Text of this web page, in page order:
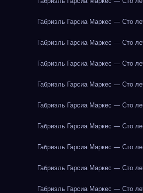
Габриэль Гарсиа Маркес — Сто
Габриэль Гарсиа Маркес — Сто
Габриэль Гарсиа Маркес — Сто
Габриэль Гарсиа Маркес — Сто
Габриэль Гарсиа Маркес — Сто
Габриэль Гарсиа Маркес — Сто
Габриэль Гарсиа Маркес — Сто
Габриэль Гарсиа Маркес — Сто
Габриэль Гарсиа Маркес — Сто